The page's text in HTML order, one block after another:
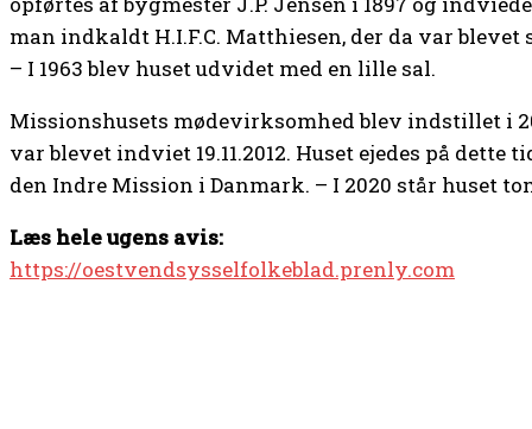
man indkaldt H.I.F.C. Matthiesen, der da var
– I 1963 blev huset udvidet med en lille sal.
Missionshusets mødevirksomhed blev indstillet i
var blevet indviet 19.11.2012. Huset ejedes på
den Indre Mission i Danmark. – I 2020 står huset
Læs hele ugens avis:
https://oestvendsysselfolkeblad.prenly.com